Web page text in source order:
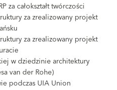
za całokształt twórczości
za zrealizowany projekt
za zrealizowany projekt
w dziedzinie architektury
van der Rohe)
podczas UIA Union